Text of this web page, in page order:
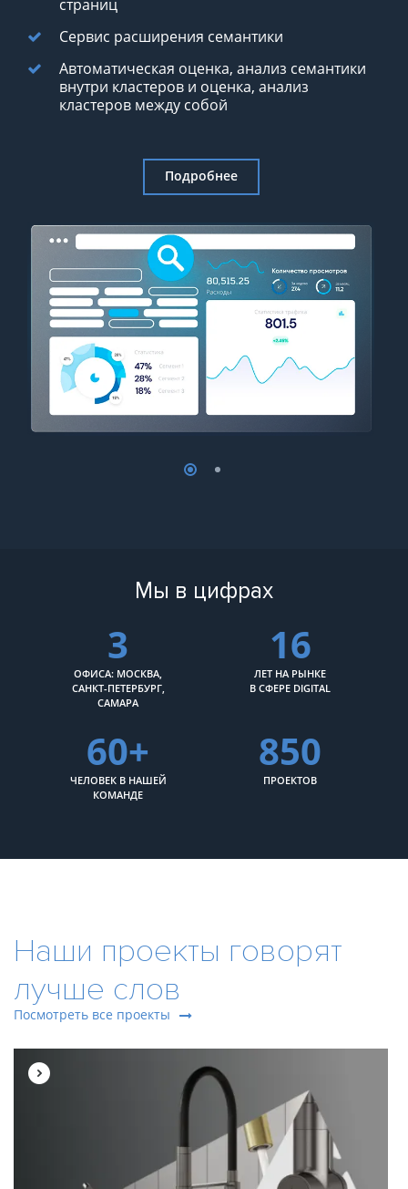
страниц
Сервис расширения семантики
Автоматическая оценка, анализ семантики
внутри кластеров и оценка, анализ
кластеров между собой
Подробнее
Мы в цифрах
3
ОФИСА: МОСКВА,
САНКТ-ПЕТЕРБУРГ,
САМАРА
16
ЛЕТ НА РЫНКЕ
В СФЕРЕ DIGITAL
60+
ЧЕЛОВЕК В НАШЕЙ
КОМАНДЕ
850
ПРОЕКТОВ
Наши проекты говорят
лучше слов
Посмотреть все проекты